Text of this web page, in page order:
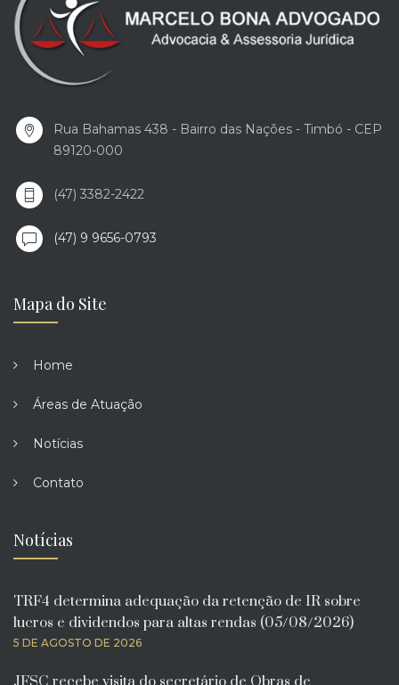
Rua Bahamas 438 - Bairro das Nações - Timbó - CEP
89120-000
(47) 3382-2422
(47) 9 9656-0793
Mapa do Site
Home
Áreas de Atuação
Notícias
Contato
Notícias
TRF4 determina adequação da retenção de IR sobre
lucros e dividendos para altas rendas (05/08/2026)
5 DE AGOSTO DE 2026
JFSC recebe visita do secretário de Obras de